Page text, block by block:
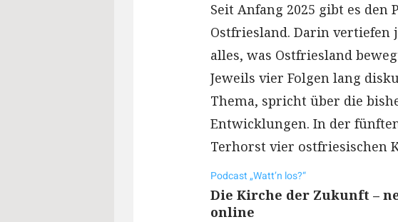
Seit Anfang 2025 gibt es den
Ostfriesland. Darin
alles, was Ostfriesland
Jeweils vier Folgen lang
Thema, spricht über die
Entwicklungen. In der
Terhorst vier ostfriesischen
Podcast „Watt’n los?“
Die Kirche der Zukunft –
online